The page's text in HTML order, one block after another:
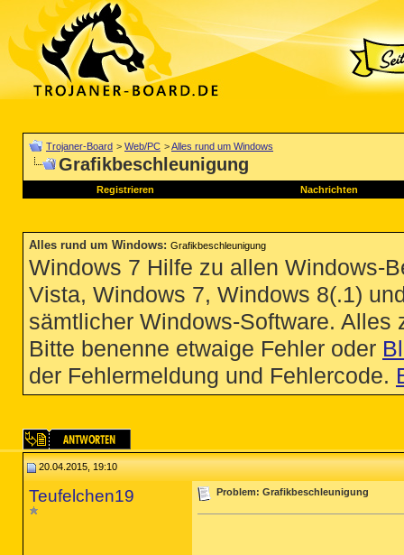
Trojaner-Board > Web/PC >Alles rund um Windows
Grafikbeschleunigung
Registrieren Nachrichten
Alles rund um Windows: Grafikbeschleunigung
Windows 7 Hilfe zu allen Windows-
Vista, Windows 7, Windows 8(.1)
sämtlicher Windows-Software.
Bitte benenne etwaige Fehler oder
der Fehlermeldung und Fehlercode.
20.04.2015, 19:10
Teufelchen19 Problem: Grafikbeschleunigung